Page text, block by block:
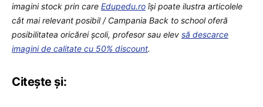
imagini stock prin care Edupedu.ro îşi poate ilustra articolele
cât mai relevant posibil / Campania Back to school oferă
posibilitatea oricărei școli, profesor sau elev să descarce
imagini de calitate cu 50% discount.
Citește și: